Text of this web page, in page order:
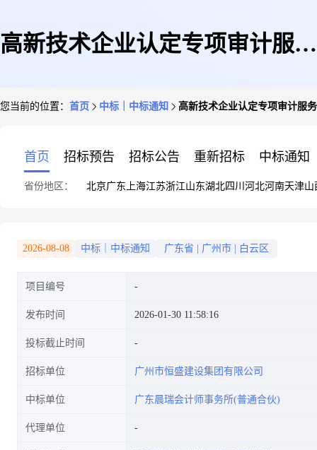
高新技术企业认定专项审计服务
您当前的位置： 首页 中标｜中标通知 高新技术企业认定专项审计服
首页 招标预告 招标公告 重新招标 中标通知
省份地区： 北京广东 上海江苏浙江山东湖北四川 河北河南天津山
2026-08-08 中标｜中标通知 广东省 广州市 白云区
项目编号
发布时间 2026-01-30 11:58:16
投标截止时间
招标单位 广州市恒盛建设集团有限公司
中标单位 广东晨瑞会计师事务所(普通合伙)
代理单位